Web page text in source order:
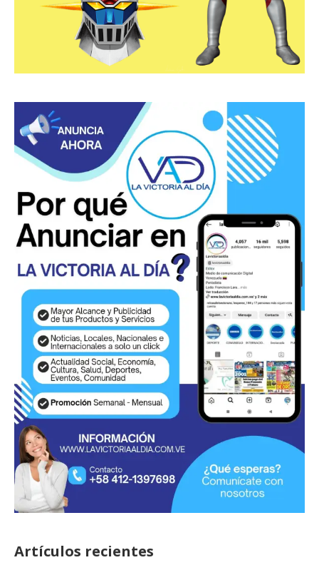
Artículos recientes